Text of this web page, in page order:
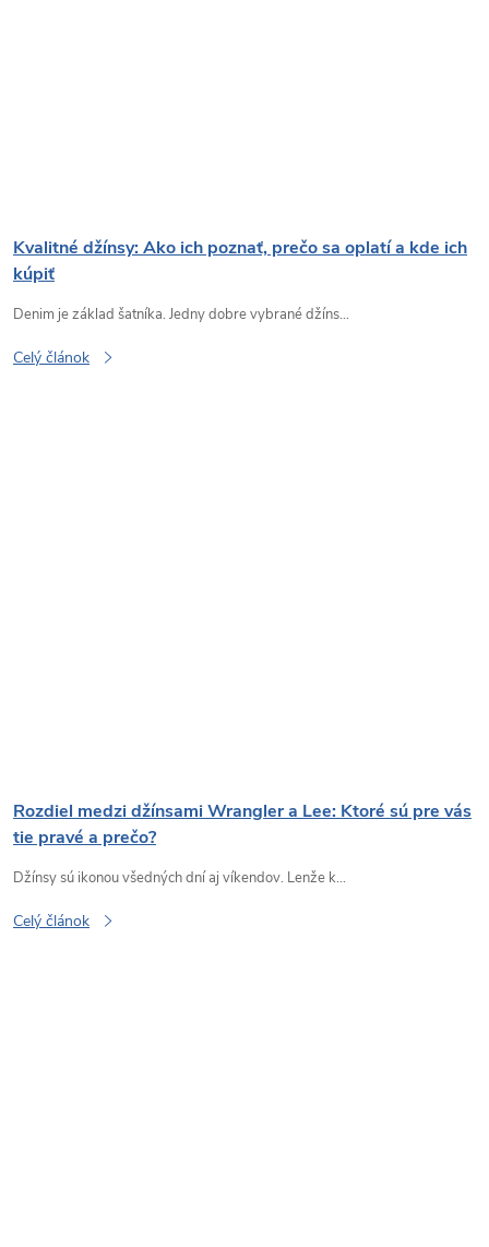
Kvalitné džínsy: Ako ich poznať, prečo sa oplatí a kde ich
kúpiť
Denim je základ šatníka. Jedny dobre vybrané džíns...
Celý článok
Rozdiel medzi džínsami Wrangler a Lee: Ktoré sú pre vás
tie pravé a prečo?
Džínsy sú ikonou všedných dní aj víkendov. Lenže k...
Celý článok